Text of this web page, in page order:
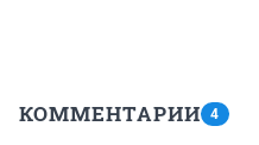
КОММЕНТАРИИ 4